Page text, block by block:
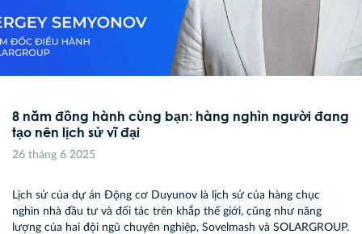
8 năm đồng hành cùng bạn: hàng nghìn người đang
tạo nên lịch sử vĩ đại
26 tháng 6 2025
Lịch sử của dự án Động cơ Duyunov là lịch sử của hàng chục
nghìn nhà đầu tư và đối tác trên khắp thế giới, cũng như năng
lượng của hai đội ngũ chuyên nghiệp, Sovelmash và SOLARGROUP.